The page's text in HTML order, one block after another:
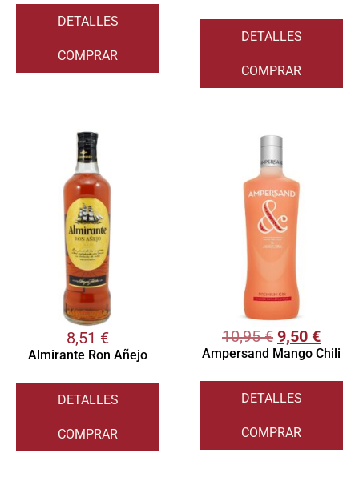
DETALLES
COMPRAR
DETALLES
COMPRAR
8,51 €
Almirante Ron Añejo
DETALLES
COMPRAR
10,95€ 9,50 €
Ampersand Mango Chili
DETALLES
COMPRAR